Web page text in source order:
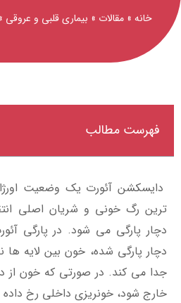
خانه »مقالات » بیماری قلبی و عروقی
دایسکشن آئورت یک وضعیت
ترین رگ خونی و شریان اصلی
دچار پارگی می شود. در پارگی
دچار پارگی شده، خون بین لایه ها
جدا می کند. در صورتی که خون از
خارج شود، خونریزی داخلی رخ داده
فهرست مطالب